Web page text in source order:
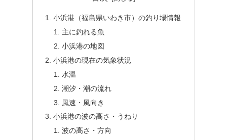
小浜港（福島県いわき市）の釣り場情報
主に釣れる魚
小浜港の地図
小浜港の現在の気象状況
水温
潮汐・潮の流れ
風速・風向き
小浜港の波の高さ・うねり
波の高さ・方向